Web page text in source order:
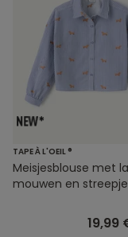
TAPE À L'OEIL ®
Meisjesblouse met
mouwen en
19,99